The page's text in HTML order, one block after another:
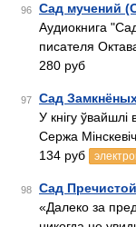
96 Сад мучений
Аудиокнига
писателя
280 руб
97 Сад
У кнігу
Сержа
134 руб
98 Сад
«Далеко за